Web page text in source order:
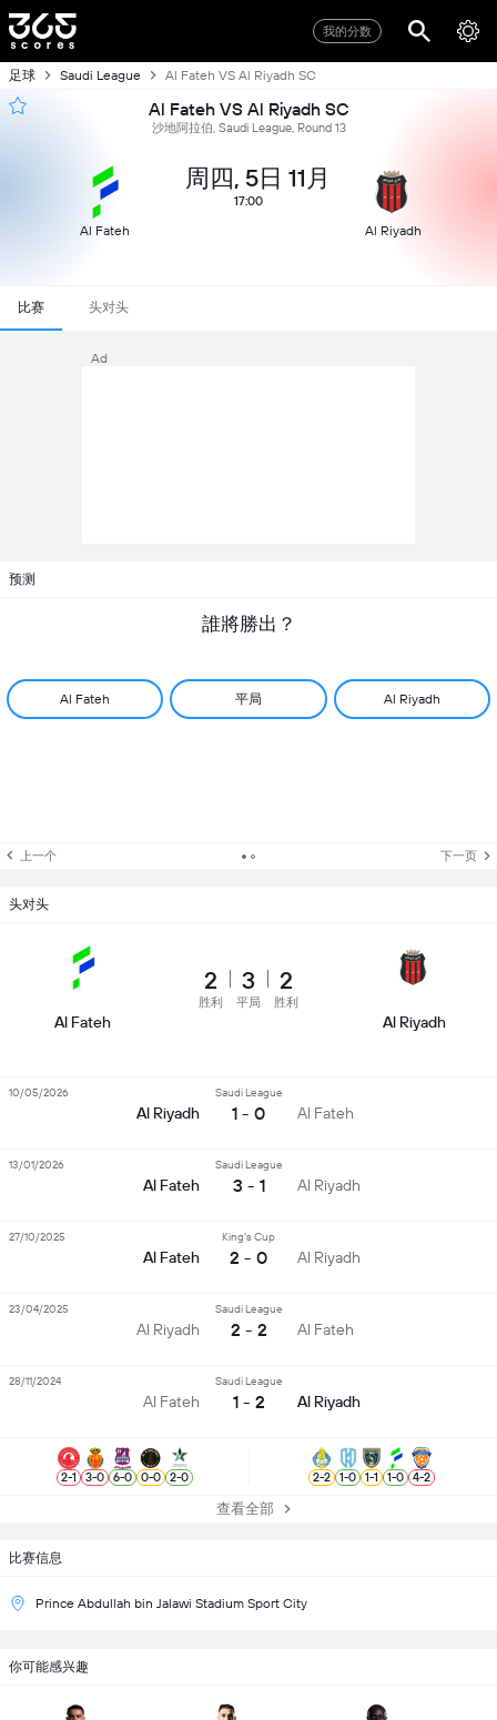
我的分数
足球 Saudi League Al Fateh VS Al Riyadh SC
Al Fateh VS Al Riyadh SC
沙地阿拉伯, Saudi League, Round 13
Al Fateh
周四, 5日 11月
17:00
Al Riyadh
比赛 头对头
Ad
预测
誰將勝出？
Al Fateh 平局 Al Riyadh
上一个 下一页
比赛信息
Prince Abdullah bin Jalawi Stadium Sport City
头对头
Al Fateh
2
胜利
3
平局
2
胜利
Al Riyadh
Al Riyadh
Saudi League
1 - 0 Al Fateh
10/05/2026
Al Fateh
Saudi League
3 - 1 Al Riyadh
13/01/2026
Al Fateh
King's Cup
2 - 0 Al Riyadh
27/10/2025
Al Riyadh
Saudi League
2 - 2 Al Fateh
23/04/2025
Al Fateh
Saudi League
1 - 2 Al Riyadh
28/11/2024
2-1 3-0 6-0 0-0 2-0 2-2 1-0 1-1 1-0 4-2
查看全部
你可能感兴趣